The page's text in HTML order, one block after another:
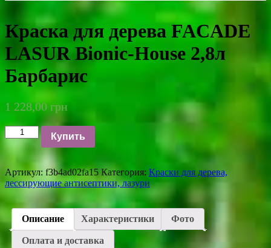
Краска для дерева FACADE
LASUR Bionic-House 2,8л
Барбарис
1 228,00 грн
Количество
Купить
Артикул: f3b4ad02fa15 Категория: Краски для дерева,
лессирующие антисептики, лазури
Описание Характеристики Фото
Оплата и доставка